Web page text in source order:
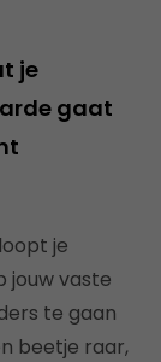
je
gaat
je
jouw vaste
te gaan
beetje raar,